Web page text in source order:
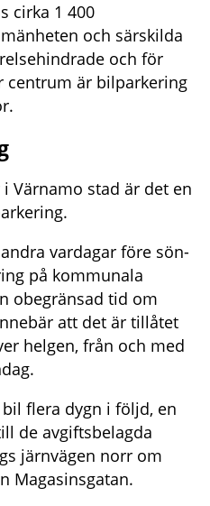
cirka 1 400
och särskilda
och för
centrum är bilparkering
Värnamo stad är det en
vardagar före sön-
på kommunala
obegränsad tid om
att det är tillåtet
helgen, från och med
flera dygn i följd, en
de avgiftsbelagda
järnvägen norr om
Magasinsgatan.